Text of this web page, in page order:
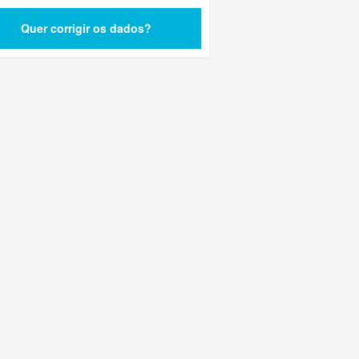
Quer corrigir os dados?